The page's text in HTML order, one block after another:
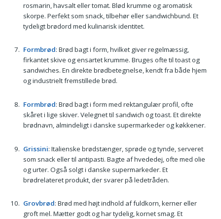
rosmarin, havsalt eller tomat. Blød krumme og aromatisk
skorpe. Perfekt som snack, tilbehør eller sandwichbund. Et
tydeligt brødord med kulinarisk identitet.
Formbrød: Brød bagt i form, hvilket giver regelmæssig,
firkantet skive og ensartet krumme. Bruges ofte til toast og
sandwiches. En direkte brødbetegnelse, kendt fra både hjem
og industrielt fremstillede brød.
Formbrød: Brød bagt i form med rektangulær profil, ofte
skåret i lige skiver. Velegnet til sandwich og toast. Et direkte
brødnavn, almindeligt i danske supermarkeder og køkkener.
Grissini: Italienske brødstænger, sprøde og tynde, serveret
som snack eller til antipasti. Bagte af hvededej, ofte med olie
og urter. Også solgt i danske supermarkeder. Et
brødrelateret produkt, der svarer på ledetråden.
Grovbrød: Brød med højt indhold af fuldkorn, kerner eller
groft mel. Mætter godt og har tydelig, kornet smag. Et